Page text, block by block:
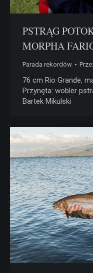
PSTRĄG
MORPHA
Parada rekordów
76 cm Rio Grande,
Przynęta: wobler
Bartek Mikulski